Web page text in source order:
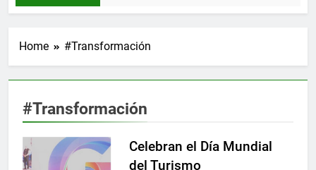
Home #Transformación
#Transformación
Celebran el Día Mundial
del Turismo